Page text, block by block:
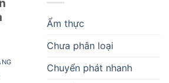
Ẩm thực
Chưa phân loại
Chuyển phát nhanh